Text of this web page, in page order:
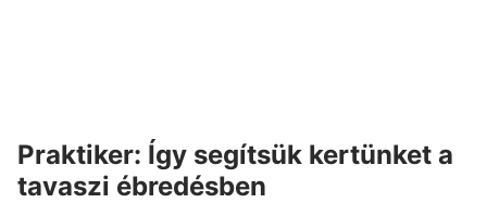
Praktiker: Így segítsük kertünket a
tavaszi ébredésben